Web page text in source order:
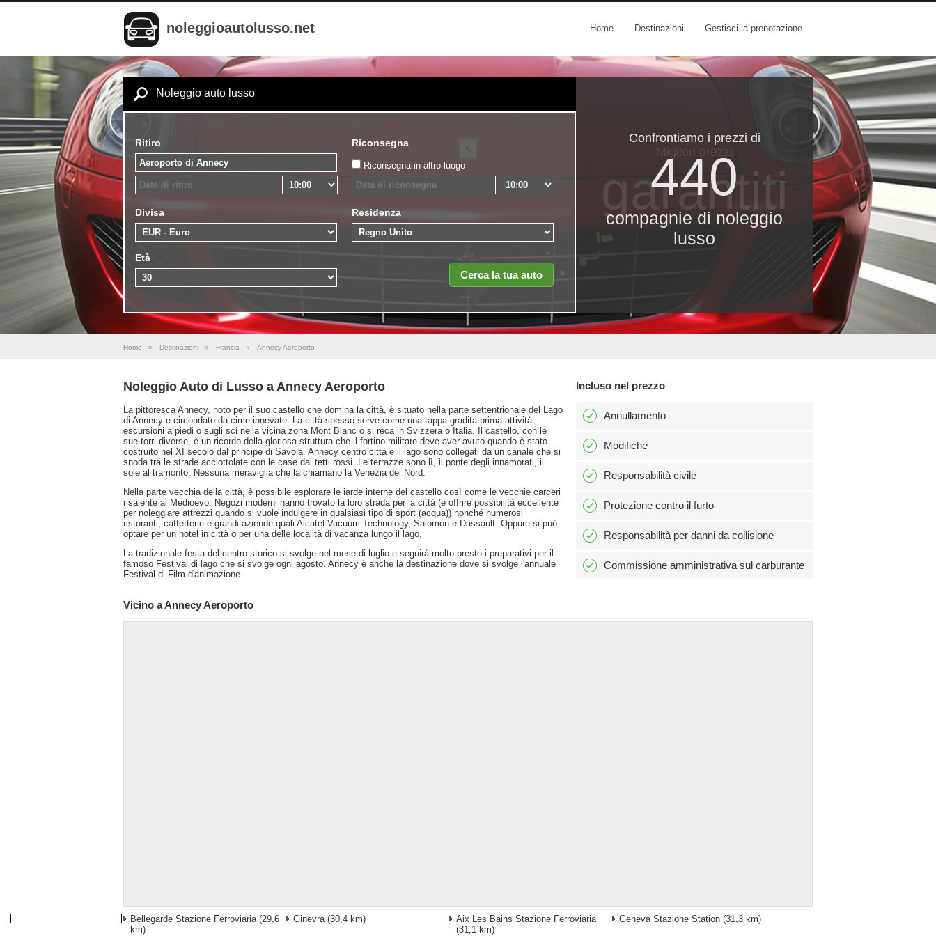
noleggioautolusso.net Home Destinazioni Gestisci la prenotazione
Noleggio auto lusso
Ritiro Riconsegna
Riconsegna in altro luogo
Divisa Residenza
Età
Confrontiamo i prezzi di
440
compagnie di noleggio
lusso
Migliori prezzi
garantiti
Home » Destinazioni » Francia » Annecy Aeroporto
Noleggio Auto di Lusso a Annecy Aeroporto
La pittoresca Annecy, noto per il suo castello che domina la città, è situato nella parte settentrionale del Lago
di Annecy e circondato da cime innevate. La città spesso serve come una tappa gradita prima attività
escursioni a piedi o sugli sci nella vicina zona Mont Blanc o si reca in Svizzera o Italia. Il castello, con le
sue torri diverse, è un ricordo della gloriosa struttura che il fortino militare deve aver avuto quando è stato
costruito nel XI secolo dal principe di Savoia. Annecy centro città e il lago sono collegati da un canale che si
snoda tra le strade acciottolate con le case dai tetti rossi. Le terrazze sono lì, il ponte degli innamorati, il
sole al tramonto. Nessuna meraviglia che la chiamano la Venezia del Nord.
Nella parte vecchia della città, è possibile esplorare le iarde interne del castello così come le vecchie carceri
risalente al Medioevo. Negozi moderni hanno trovato la loro strada per la città (e offrire possibilità eccellente
per noleggiare attrezzi quando si vuole indulgere in qualsiasi tipo di sport (acqua)) nonché numerosi
ristoranti, caffetterie e grandi aziende quali Alcatel Vacuum Technology, Salomon e Dassault. Oppure si può
optare per un hotel in città o per una delle località di vacanza lungo il lago.
La tradizionale festa del centro storico si svolge nel mese di luglio e seguirà molto presto i preparativi per il
famoso Festival di lago che si svolge ogni agosto. Annecy è anche la destinazione dove si svolge l'annuale
Festival di Film d'animazione.
Incluso nel prezzo
Annullamento
Modifiche
Responsabilità civile
Protezione contro il furto
Responsabilità per danni da collisione
Commissione amministrativa sul carburante
Vicino a Annecy Aeroporto
Bellegarde Stazione Ferroviaria(29,6
km)
Ginevra(30,4 km)
Aix Les Bains Stazione Ferroviaria
(31,1 km)
Geneva Stazione Station (31,3 km)